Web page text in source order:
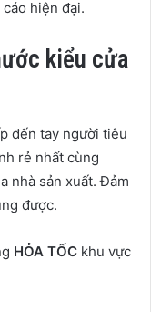
hiện đại.
kiểu cửa
đến tay người tiêu
rẻ nhất cùng
nhà sản xuất. Đảm
được.
HỎA TỐC khu vực